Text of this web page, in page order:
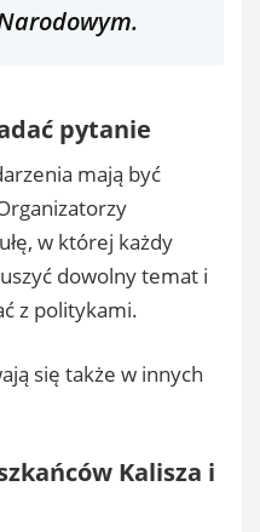
pytanie
mają być
w której każdy
dowolny temat i
z politykami.
się także w innych
Kalisza i